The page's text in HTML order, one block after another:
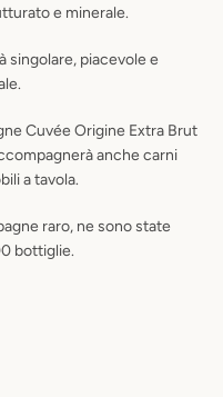
e minerale.
singolare, piacevole e
Cuvée Origine Extra Brut
anche carni
a tavola.
raro, ne sono state
bottiglie.